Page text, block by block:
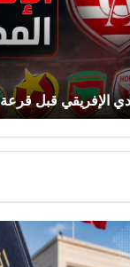
الإفريقي قبل